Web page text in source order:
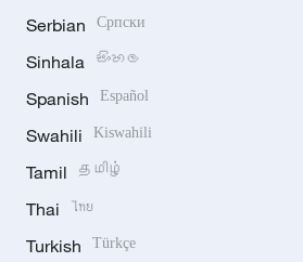
Serbian Српски
Sinhala සිංහල
Spanish Español
Swahili Kiswahili
Tamil தமிழ்
Thai ไทย
Turkish Türkçe